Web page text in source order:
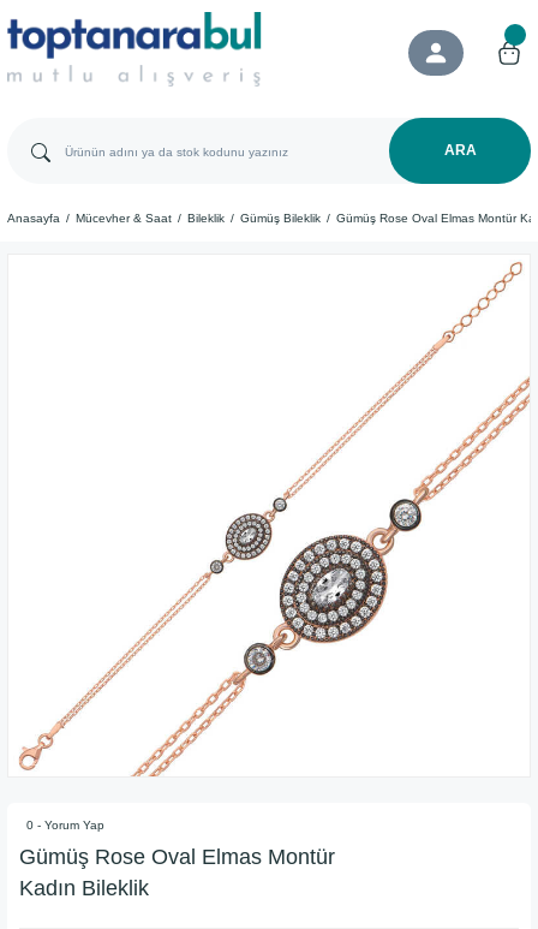
ARA
Anasayfa Mücevher & Saat Bileklik Gümüş Bileklik Gümüş Rose Oval Elmas Montür
0 - Yorum Yap
Gümüş Rose Oval Elmas Montür
Kadın Bileklik